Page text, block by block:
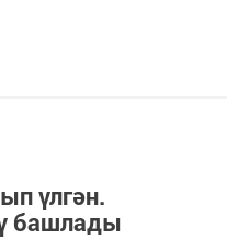
үлгән.
башлады